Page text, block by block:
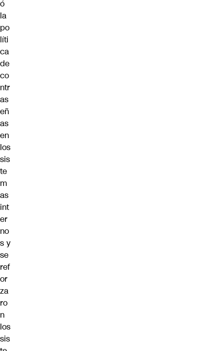
ó
la
po
líti
ca
de
co
ntr
as
eñ
as
en
los
sis
te
m
as
int
er
no
s y
se
ref
or
za
ro
n
los
sis